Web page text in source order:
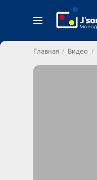
Главная Видео